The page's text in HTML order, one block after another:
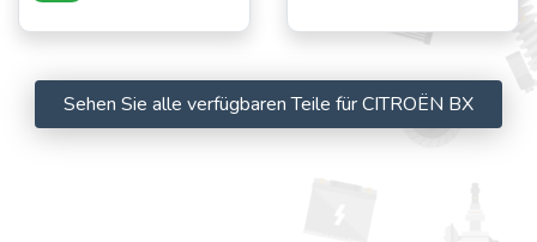
Sehen Sie alle verfügbaren Teile für CITROËN BX